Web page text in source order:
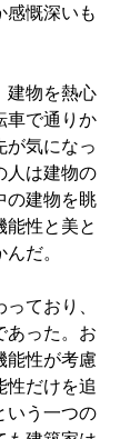
感慨深いも
建物を熱心
車で通りか
が気になっ
人は建物の
の建物を眺
能性と美と
だ。
ており、
あった。お
能性が考慮
性だけを追
いう一つの